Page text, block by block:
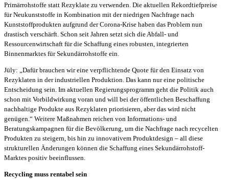
Primärrohstoffe statt Rezyklate zu verwenden. Die aktuellen Rekordtiefpreise
für Neukunststoffe in Kombination mit der niedrigen Nachfrage nach
Kunststoffprodukten aufgrund der Corona-Krise haben das Problem nun
drastisch verschärft. Schon seit Jahren setzt sich die Abfall- und
Ressourcenwirtschaft für die Schaffung eines robusten, integrierten
Binnenmarktes für Sekundärrohstoffe ein.
Jüly: „Dafür brauchen wir eine verpflichtende Quote für den Einsatz von
Rezyklaten in der industriellen Produktion. Das kann nur eine politische
Entscheidung sein. Im aktuellen Regierungsprogramm geht die Politik auch
schon mit Vorbildwirkung voran und will bei der öffentlichen Beschaffung
nachhaltige Produkte aus Rezyklaten priorisieren, aber das wird nicht
genügen.“ Weitere Maßnahmen reichen von Informations- und
Beratungskampagnen für die Bevölkerung, um die Nachfrage nach recycelten
Produkten zu steigern, bis hin zu innovativem Produktdesign – all diese
strukturellen Änderungen können die Schaffung eines Sekundärrohstoff-
Marktes positiv beeinflussen.
Recycling muss rentabel sein